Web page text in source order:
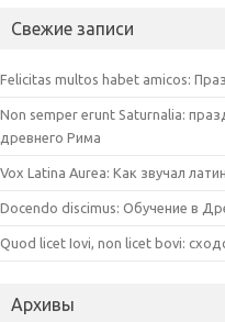
Свежие записи
Felicitas multos habet amicos:
Non semper erunt Saturnalia:
древнего Рима
Vox Latina Aurea: Как звучал
Docendo discimus: Обучение в
Quod licet Iovi, non licet bovi:
Архивы